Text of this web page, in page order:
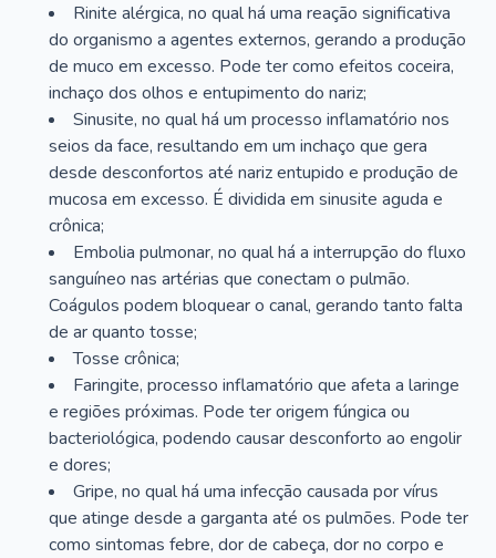
Rinite alérgica, no qual há uma reação significativa
do organismo a agentes externos, gerando a produção
de muco em excesso. Pode ter como efeitos coceira,
inchaço dos olhos e entupimento do nariz;
Sinusite, no qual há um processo inflamatório nos
seios da face, resultando em um inchaço que gera
desde desconfortos até nariz entupido e produção de
mucosa em excesso. É dividida em sinusite aguda e
crônica;
Embolia pulmonar, no qual há a interrupção do fluxo
sanguíneo nas artérias que conectam o pulmão.
Coágulos podem bloquear o canal, gerando tanto falta
de ar quanto tosse;
Tosse crônica;
Faringite, processo inflamatório que afeta a laringe
e regiões próximas. Pode ter origem fúngica ou
bacteriológica, podendo causar desconforto ao engolir
e dores;
Gripe, no qual há uma infecção causada por vírus
que atinge desde a garganta até os pulmões. Pode ter
como sintomas febre, dor de cabeça, dor no corpo e